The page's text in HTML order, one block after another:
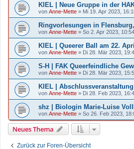
KIEL | Neue Gruppe in der
von Anne-Mette » Mi 19. Apr 2023,
Ringvorlesungen in
von Anne-Mette » So 2. Apr 2023, 10:54
KIEL | Queerer Ball am 22.
von Anne-Mette » Di 28. Mär 2023,
S-H | FAK Queerfeindliche
von Anne-Mette » Di 28. Mär 2023,
KIEL |
von Anne-Mette » Di 28. Feb 2023,
shz | Biologin Marie-Luise
von Anne-Mette » So 26. Feb 2023,
Neues Thema
Zurück zur Foren-Übersicht